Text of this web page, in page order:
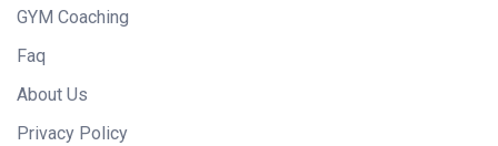
GYM Coaching
Faq
About Us
Privacy Policy